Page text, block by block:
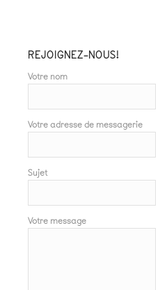
REJOIGNEZ-NOUS!
Votre nom
Votre adresse de messagerie
Sujet
Votre message